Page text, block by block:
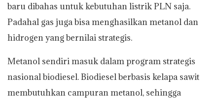
baru dibahas untuk kebutuhan listrik PLN saja.
Padahal gas juga bisa menghasilkan metanol dan
hidrogen yang bernilai strategis.
Metanol sendiri masuk dalam program strategis
nasional biodiesel. Biodiesel berbasis kelapa sawit
membutuhkan campuran metanol, sehingga